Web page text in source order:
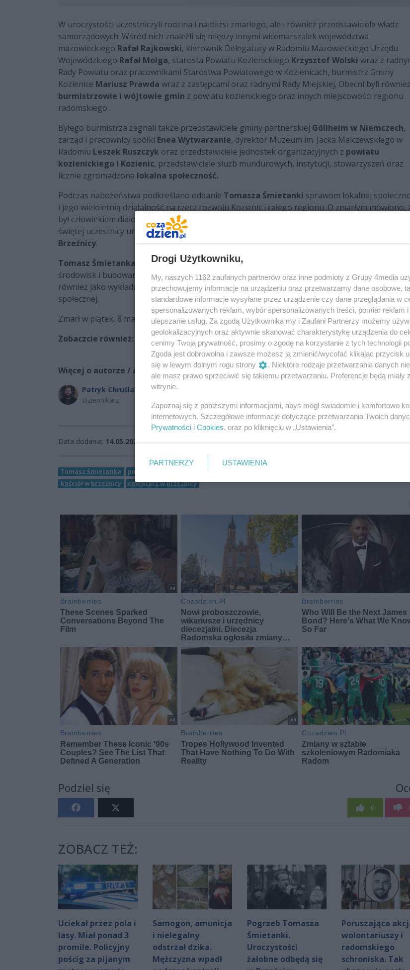
W uroczystości uczestniczyli rodzina i najbliżsi zmarłego, ale i również przedstawiciele władz
samorządowych. Wśród nich znaleźli się między innymi wicemarszałek województwa
mazowieckiego Rafał Rajkowski, kierownik Delegatury w Radomiu Mazowieckiego Urzędu
Wojewódzkiego Rafał Molga, starosta Powiatu Kozienickiego Krzysztof Wolski wraz z
Rady Powiatu oraz pracownikami Starostwa Powiatowego w Kozienicach, burmistrz Gminy
Kozienice Mariusz Prawda wraz z zastępcami oraz radnymi Rady Miejskiej. Obecni byli również
burmistrzowie i wójtowie gmin z powiatu kozienickiego oraz innych miejscowości regionu
radomskiego.
Byłego burmistrza żegnali także przedstawiciele gminy partnerskiej Göllheim w Niemczech,
zarząd i pracownicy spółki Enea Wytwarzanie, dyrektor Muzeum im. Jacka Malczewskiego w
Radomiu Leszek Ruszczyk oraz przedstawiciele jednostek organizacyjnych z powiatu
kozienickiego i Kozienic, przedstawiciele służb mundurowych, instytucji, stowarzyszeń oraz
licznie zgromadzona lokalna społeczność.
Podczas nabożeństwa podkreślano oddanie Tomasza Śmietanki sprawom lokalnej
i jego wieloletnią działalność na rzecz rozwoju Kozienic i całego regionu. O zmarłym mówiono,
był człowiekiem dialogu oraz samorządowcem, który potrafił łączyć ludzi. Po zakończeniu mszy
świętej uczestnicy uroczystości w kondukcie żałobnym udali się na
Brzeźnicy.
Tomasz Śmietanka czynnie angażował się w rozwój samorządności, integrację lokalnych
środowisk i budowanie społeczeństwa obywatelskiego. Swoją wiedzą i doświadczeniem dzielił
również jako wykładowca akademicki, a także autor publikacji o tematyce ekonomiczno-
społecznej.
Zmarł w piątek, 8 maja 2026 roku. Odszedł od nas w wieku zaledwie 57 lat.
Zobaczcie również:
Więcej o autorze / autorach:
Patryk Chruślak
Dziennikarz
Data dodania: 14.05.2026 11:29
Tomasz Śmietanka pogrzeb ostatnie pożegnanie
kościół w brzeźnicy
cmentarz w brzeźnicy
Podziel się
0
ZOBACZ TEŻ:
Uciekał przez pola i
lasy. Miał ponad 3
promile. Policyjny
pościg za pijanym
Samogon, amunicja
i nielegalny
odstrzał dzika.
Mężczyzna wpadł
Pogrzeb Tomasza
Śmietanki.
Uroczystości
żałobne odbędą się
Poruszająca
wolontariuszy i
radomskiego
schroniska. Tak
Drogi Użytkowniku,
My, naszych 1162 zaufanych partnerów oraz inne podmioty z Grupy 4media
przechowujemy informacje na urządzeniu oraz przetwarzamy dane osobowe,
standardowe informacje wysyłane przez urządzenie czy dane przeglądania w
spersonalizowanych reklam, wybór spersonalizowanych treści, pomiar reklam
ulepszanie usług. Za zgodą Użytkownika my i Zaufani Partnerzy możemy
geolokalizacyjnych oraz aktywnie skanować charakterystykę urządzenia do
cenimy Twoją prywatność, prosimy o zgodę na korzystanie z tych technologii
Zgoda jest dobrowolna i zawsze możesz ją zmienić/wycofać klikając przycisk
się w lewym dolnym rogu strony
. Niektóre rodzaje przetwarzania danych
ale masz prawo sprzeciwić się takiemu przetwarzaniu. Preferencje będą miały
witrynie.
Zapoznaj się z poniższymi informacjami, abyś mógł świadomie i komfortowo
internetowych. Szczegółowe informacje dotyczące przetwarzania Twoich
Prywatności i Cookies. oraz po kliknięciu w „Ustawienia”.
PARTNERZY USTAWIENIA